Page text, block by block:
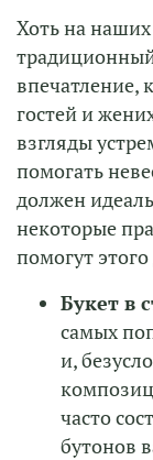
Хоть на наших
впечатление,
гостей и
взгляды
помогать
должен
некоторые
помогут
Букет в
самых
и,
часто
бутонов